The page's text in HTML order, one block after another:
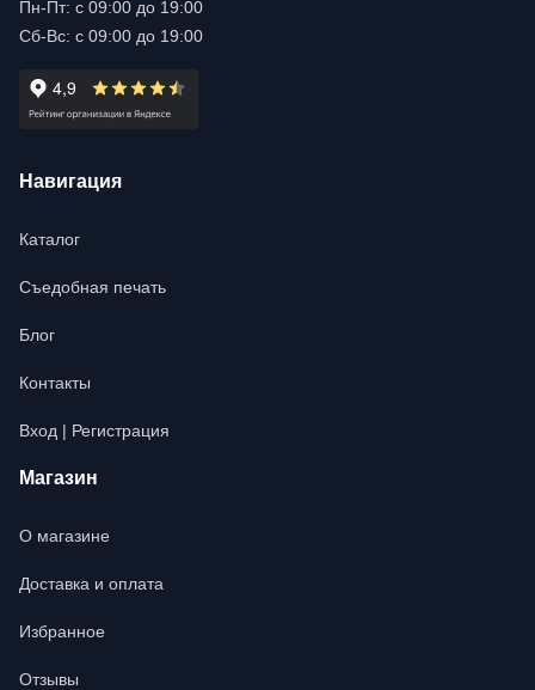
Пн-Пт: с 09:00 до 19:00
Сб-Вс: с 09:00 до 19:00
Навигация
Каталог
Съедобная печать
Блог
Контакты
Вход | Регистрация
Магазин
О магазине
Доставка и оплата
Избранное
Отзывы